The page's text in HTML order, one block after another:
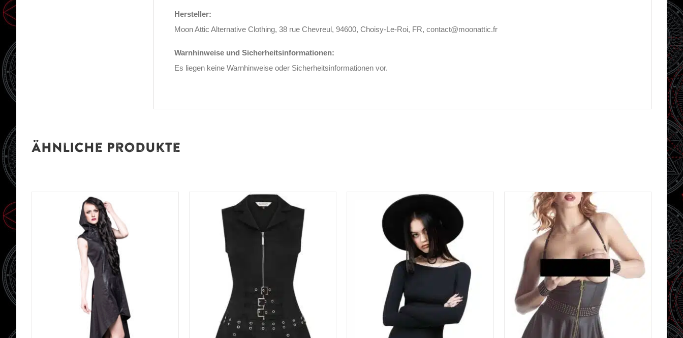
Hersteller:
Moon Attic Alternative Clothing, 38 rue Chevreul, 94600, Choisy-Le-Roi, FR, contact@moonattic.fr
Warnhinweise und Sicherheitsinformationen:
Es liegen keine Warnhinweise oder Sicherheitsinformationen vor.
Ähnliche Produkte